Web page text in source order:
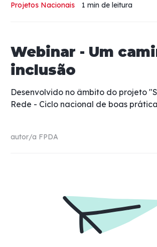
Projetos Nacionais 1 min de leitura
Webinar - Um
inclusão
Desenvolvido no âmbito do projeto
Rede - Ciclo nacional de boas
autor/a FPDA